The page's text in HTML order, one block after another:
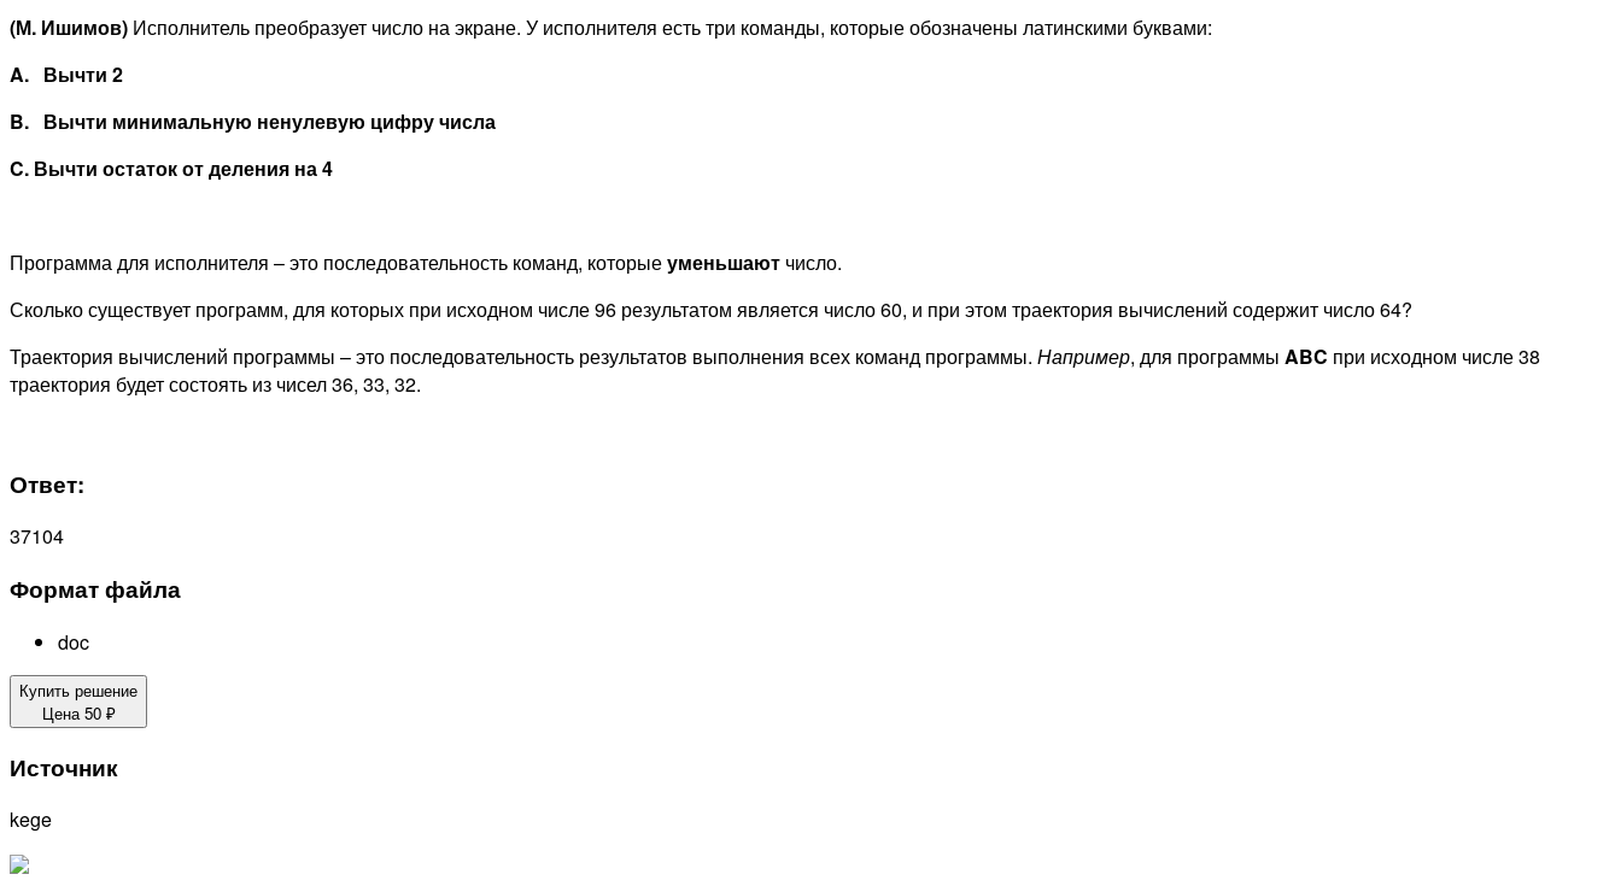
(М. Ишимов) Исполнитель преобразует число на экране. У исполнителя есть три команды, которые обозначены латинскими буквами:
A. Вычти 2
B. Вычти минимальную ненулевую цифру числа
C. Вычти остаток от деления на 4
Программа для исполнителя – это последовательность команд, которыеуменьшают число.
Сколько существует программ, для которых при исходном числе 96 результатом является число 60, и при этом траектория вычислений содержит число 64?
Траектория вычислений программы – это последовательность результатов выполнения всех команд программы. Например, для программы ABC при исходном числе 38
траектория будет состоять из чисел 36, 33, 32.
Ответ:
37104
Формат файла
doc
Купить решение
Цена50 ₽
Источник
kege